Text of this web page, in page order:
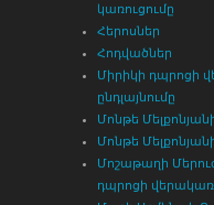
կառուցումը
Հերոսներ
Հոդվածներ
Միրիկի դպրոցի
ընդլայնումը
Մոնթե
Մոնթե
Մոշաթաղի
դպրոցի